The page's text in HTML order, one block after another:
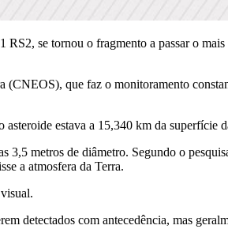
se tornou o fragmento a passar o
(CNEOS), que faz o monitoramento
estava a 15,340 km da
3,5 metros de diâmetro. Segundo o
a atmosfera da Terra.
detectados com antecedência, mas